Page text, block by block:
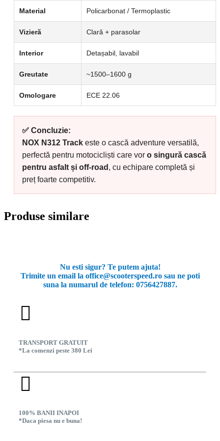
Material Policarbonat / Termoplastic
Vizieră Clară + parasolar
Interior Detașabil, lavabil
Greutate ~1500–1600 g
Omologare ECE 22.06
✅ Concluzie:
NOX N312 Track este o cască adventure versatilă,
perfectă pentru motocicliști care vor o singură cască
pentru asfalt și off-road , cu echipare completă și
preț foarte competitiv.
Produse similare
Nu esti sigur? Te putem ajuta!
Trimite un email la office@scooterspeed.ro sau ne poti
suna la numarul de telefon: 0756427887.
TRANSPORT GRATUIT
*La comenzi peste 380 Lei
100% BANII INAPOI
*Daca piesa nu e buna!